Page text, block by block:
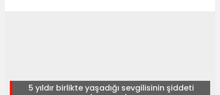
5 yıldır birlikte yaşadığı sevgilisinin şiddeti